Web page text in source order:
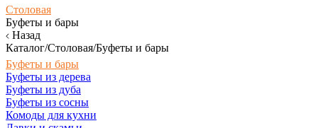
Столовая
Буфеты и бары
Назад
Каталог/Столовая/Буфеты и бары
Буфеты и бары
Буфеты из дерева
Буфеты из дуба
Буфеты из сосны
Комоды для кухни